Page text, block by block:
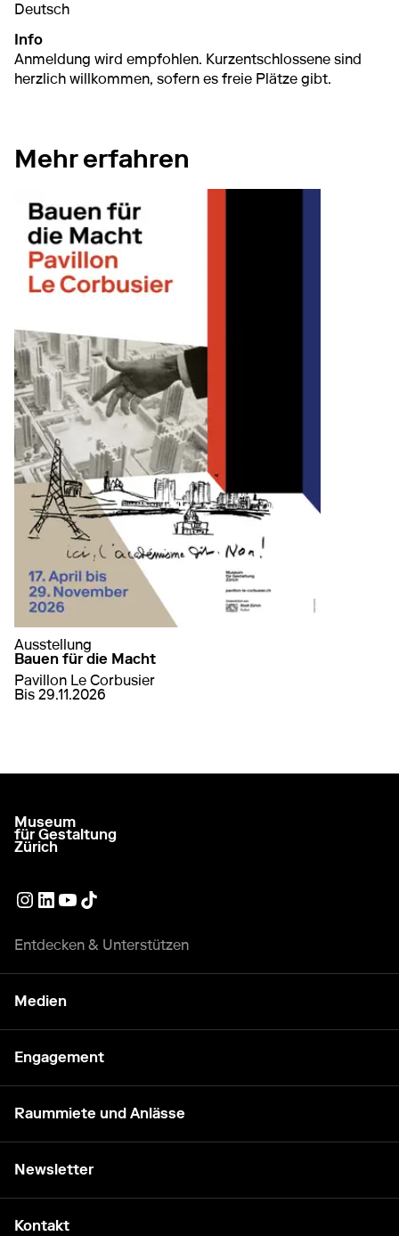
Deutsch
Info
Anmeldung wird empfohlen. Kurzentschlossene sind
herzlich willkommen, sofern es freie Plätze gibt.
Mehr erfahren
Ausstellung
Bauen für die Macht
Pavillon Le Corbusier
von17. April 2026
Bis 29.11.2026
zur Startseite gehen
Museum
für Gestaltung
Zürich
Externer Link
Externer Link
Externer Link
Externer Link
Entdecken & Unterstützen
Medien
Engagement
Raummiete und Anlässe
Newsletter
Kontakt